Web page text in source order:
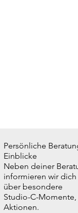
Persönliche
Einblicke
Neben deiner
informieren wir dich
über besondere
Studio-C-Momente,
Aktionen.